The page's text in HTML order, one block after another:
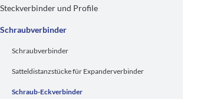
Steckverbinder und Profile
Schraubverbinder
Schraubverbinder
Satteldistanzstücke für Expanderverbinder
Schraub-Eckverbinder